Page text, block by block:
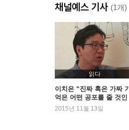
채널예스 기사 (1개)
읽다
이치은 “진짜 혹은 가짜 기
억은 어떤 공포를 줄 것인
가”
2015년 11월 13일